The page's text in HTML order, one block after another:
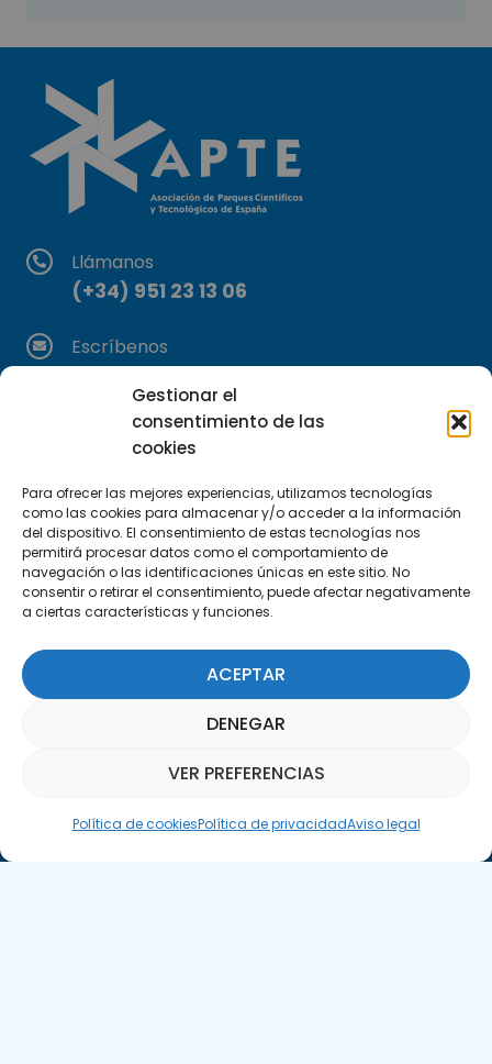
Gestionar el
consentimiento de las
cookies
Para ofrecer las mejores experiencias, utilizamos tecnologías
como las cookies para almacenar y/o acceder a la información
del dispositivo. El consentimiento de estas tecnologías nos
permitirá procesar datos como el comportamiento de
navegación o las identificaciones únicas en este sitio. No
consentir o retirar el consentimiento, puede afectar negativamente
a ciertas características y funciones.
ACEPTAR
DENEGAR
VER PREFERENCIAS
Política de cookiesPolítica de privacidadAviso legal
Llámanos
(+34) 951 23 13 06
Escríbenos
Encuéntranos
C/Marie Curie, 35
29590 Campanillas, Málaga
Suscríbete a nuestra Newsletter
SUSCRÍBETE AQUÍ